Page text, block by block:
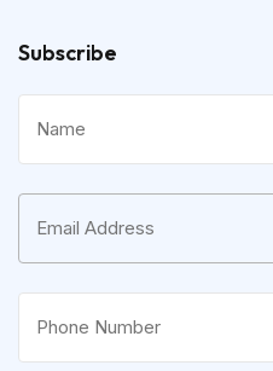
Subscribe